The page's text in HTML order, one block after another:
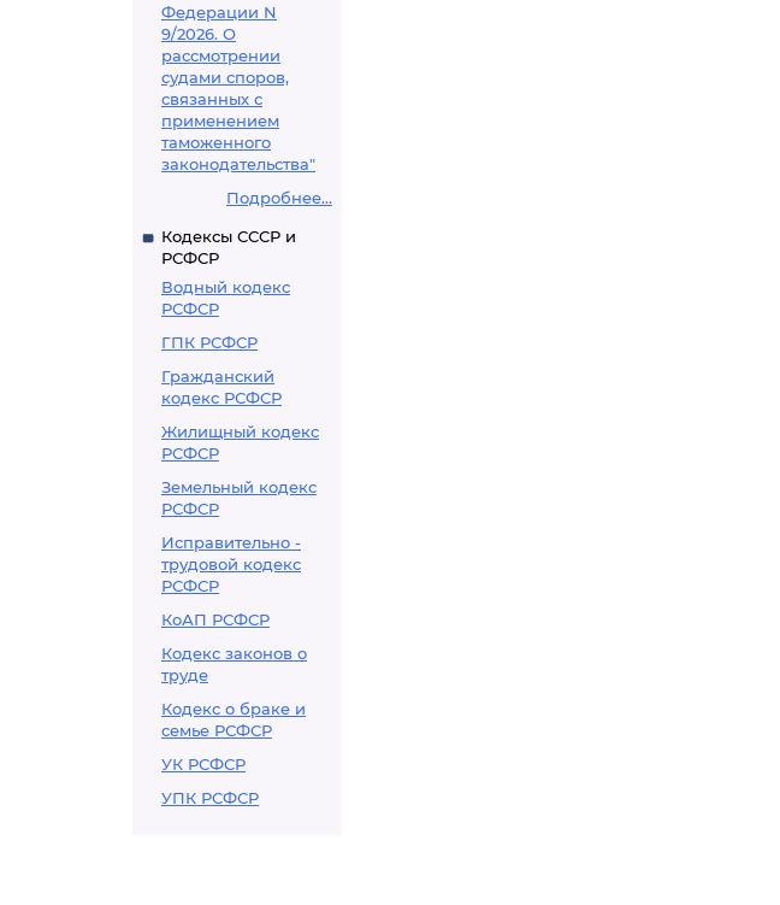
Федерации N
9/2026. О
рассмотрении
судами споров,
связанных с
применением
таможенного
законодательства"
Подробнее...
Кодексы СССР и
РСФСР
Водный кодекс
РСФСР
ГПК РСФСР
Гражданский
кодекс РСФСР
Жилищный кодекс
РСФСР
Земельный кодекс
РСФСР
Исправительно -
трудовой кодекс
РСФСР
КоАП РСФСР
Кодекс законов о
труде
Кодекс о браке и
семье РСФСР
УК РСФСР
УПК РСФСР